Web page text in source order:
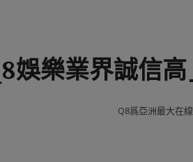
娛樂業界誠信
Q8爲亞洲最大在